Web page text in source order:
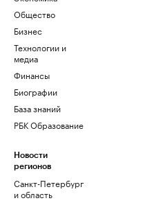
Общество
Бизнес
Технологии и
медиа
Финансы
Биографии
База знаний
РБК Образование
Новости
регионов
Санкт-Петербург
и область